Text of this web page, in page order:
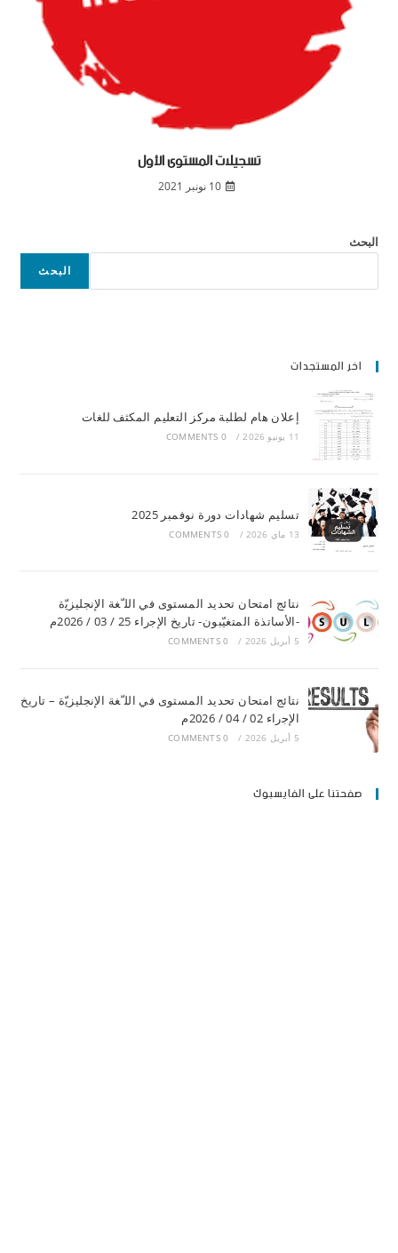
تسجيلات المستوى الأول
10 نونبر 2021
البحث
البحث
اخر المستجدات
إعلان هام لطلبة مركز التعليم المكثف للغات
11 يونيو 2026 /
0 COMMENTS
تسليم شهادات دورة نوفمبر 2025
13 ماي 2026 /
0 COMMENTS
ﻧﺘﺎﺋﺞ اﻣﺘﺤﺎن ﺗﺤﺪﯾﺪ اﻟﻤﺴﺘﻮى ﻓﻲ اﻟﻠ ّﻐﺔ اﻹﻧﺠﻠﯿﺰﯾّة
-اﻷﺳﺎﺗﺬة اﻟﻤﺘﻐﯿّﺒﻮن- ﺗﺎرﯾﺦ اﻹﺟراء 25 / 03 / 2026م
5 أبريل 2026 /
0 COMMENTS
ﻧﺘﺎﺋﺞ اﻣﺘﺤﺎن ﺗﺤﺪﯾﺪ اﻟﻤﺴﺘﻮى ﻓﻲ اﻟﻠ ّﻐﺔ اﻹﻧﺠﻠﯿﺰﯾّة – ﺗﺎرﯾﺦ
اﻹﺟراء 02 / 04 / 2026م
5 أبريل 2026 /
0 COMMENTS
صفحتنا على الفايسبوك